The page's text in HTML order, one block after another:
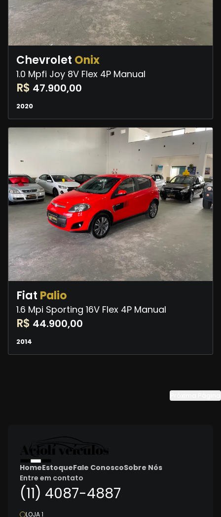
Chevrolet Onix
1.0 Mpfi Joy 8V Flex 4P Manual
R$ 47.900,00
2020
Fiat Palio
1.6 Mpi Sporting 16V Flex 4P Manual
R$ 44.900,00
2014
HomeEstoqueFale ConoscoSobre Nós
Entre em contato
(11) 4087-4887
LOJA 1